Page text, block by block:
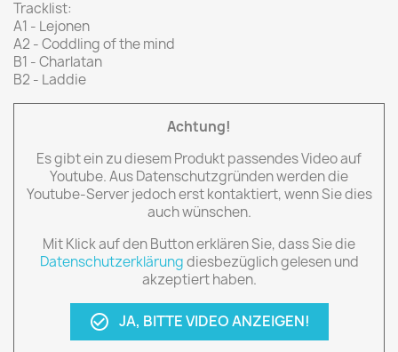
Tracklist:
A1 - Lejonen
A2 - Coddling of the mind
B1 - Charlatan
B2 - Laddie
Achtung!
Es gibt ein zu diesem Produkt passendes Video auf
Youtube. Aus Datenschutzgründen werden die
Youtube-Server jedoch erst kontaktiert, wenn Sie dies
auch wünschen.
Mit Klick auf den Button erklären Sie, dass Sie die
Datenschutzerklärungdiesbezüglich gelesen und
akzeptiert haben.
check_circle_outline JA, BITTE VIDEO ANZEIGEN!